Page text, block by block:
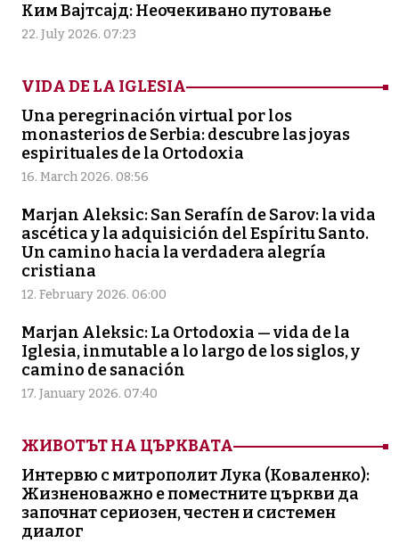
Ким Вајтсајд: Неочекивано путовање
22. July 2026. 07:23
VIDA DE LA IGLESIA
Una peregrinación virtual por los
monasterios de Serbia: descubre las joyas
espirituales de la Ortodoxia
16. March 2026. 08:56
Marjan Aleksic: San Serafín de Sarov: la vida
ascética y la adquisición del Espíritu Santo.
Un camino hacia la verdadera alegría
cristiana
12. February 2026. 06:00
Marjan Aleksic: La Ortodoxia — vida de la
Iglesia, inmutable a lo largo de los siglos, y
camino de sanación
17. January 2026. 07:40
ЖИВОТЪТ НА ЦЪРКВАТА
Интервю с митрополит Лука (Коваленко):
Жизненоважно е поместните църкви да
започнат сериозен, честен и системен
диалог